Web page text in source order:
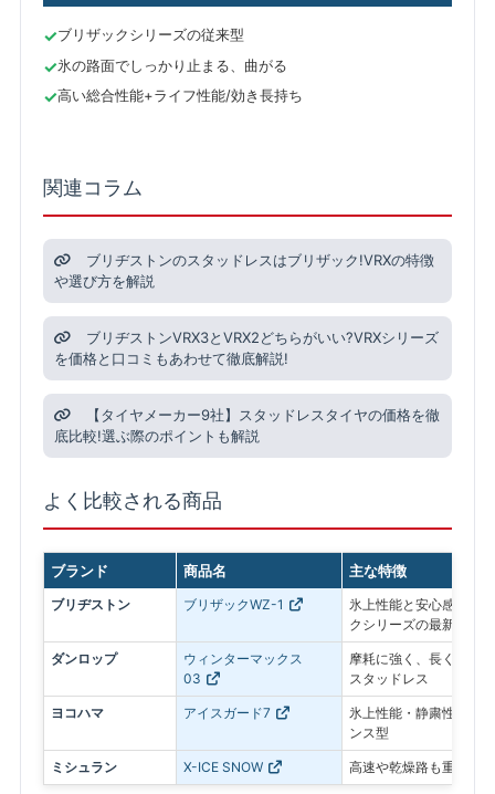
ブリザックシリーズの従来型
氷の路面でしっかり止まる、曲がる
高い総合性能+ライフ性能/効き長持ち
関連コラム
ブリヂストンのスタッドレスはブリザック!VRXの特徴
や選び方を解説
ブリヂストンVRX3とVRX2どちらがいい?VRXシリーズ
を価格と口コミもあわせて徹底解説!
【タイヤメーカー9社】スタッドレスタイヤの価格を徹
底比較!選ぶ際のポイントも解説
よく比較される商品
ブランド 商品名 主な特徴
ブリヂストン ブリザックWZ-1
氷上性能と安心感を最
クシリーズの最新モデル
ダンロップ
ウィンターマックス
03
摩耗に強く、長く使い
スタッドレス
ヨコハマ アイスガード7
氷上性能・静粛性・ロ
ンス型
ミシュラン X-ICE SNOW 高速や乾燥路も重視し